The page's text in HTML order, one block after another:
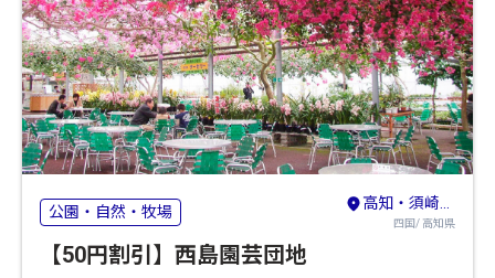
公園・自然・牧場 高知・須崎・南国
四国/ 高知県
【50円割引】西島園芸団地